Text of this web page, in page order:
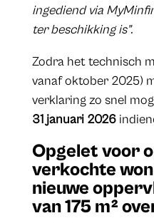
ingediend via
ter beschikking is”.
Zodra het technisch
vanaf oktober 2025)
verklaring zo snel
31 januari 2026
Opgelet voor
verkochte
nieuwe
van 175 m²